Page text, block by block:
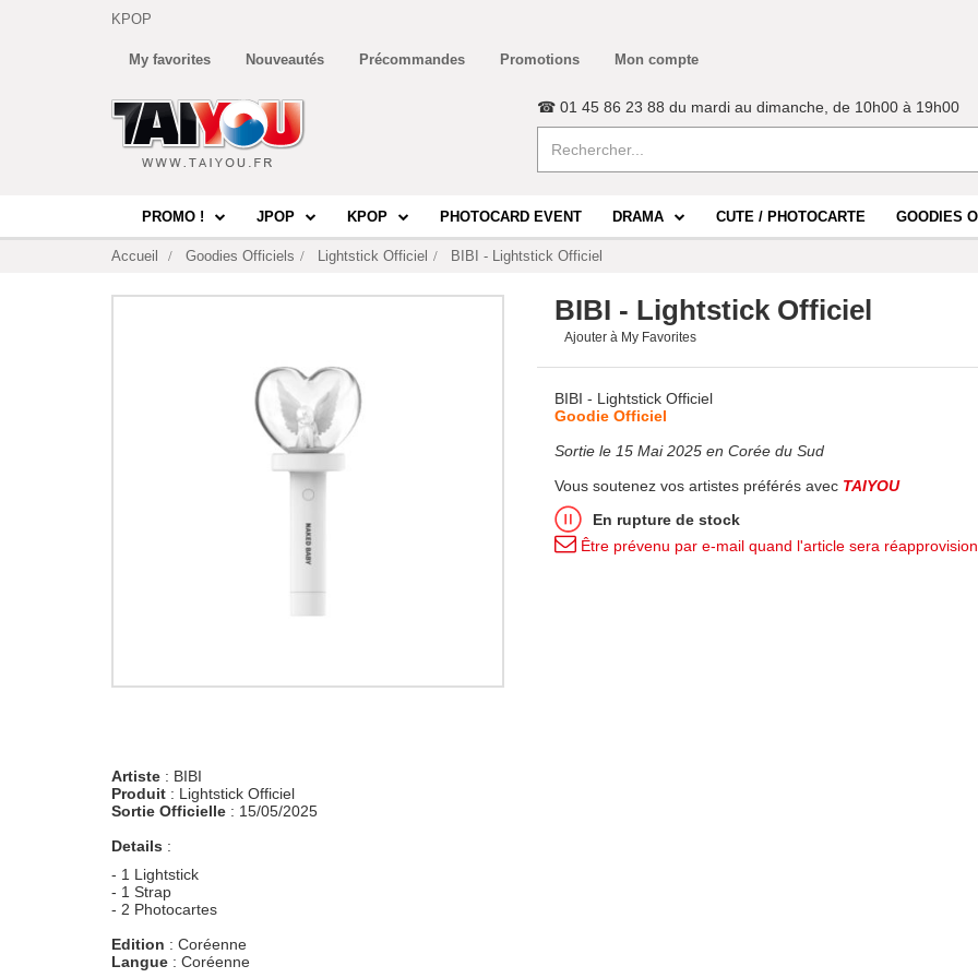
KPOP
My favorites Nouveautés Précommandes Promotions Mon compte
☎ 01 45 86 23 88 du mardi au dimanche, de 10h00 à 19h00
PROMO ! JPOP KPOP PHOTOCARD EVENT DRAMA CUTE / PHOTOCARTE GOODIES
Accueil Goodies Officiels Lightstick Officiel BIBI - Lightstick Officiel
BIBI - Lightstick Officiel
Ajouter à My Favorites
BIBI - Lightstick Officiel
Goodie Officiel
Sortie le 15 Mai 2025 en Corée du Sud
Vous soutenez vos artistes préférés avec TAIYOU
En rupture de stock
Être prévenu par e-mail quand l'article sera
Artiste : BIBI
Produit : Lightstick Officiel
Sortie Officielle : 15/05/2025
Details :
- 1 Lightstick
- 1 Strap
- 2 Photocartes
Edition : Coréenne
Langue : Coréenne